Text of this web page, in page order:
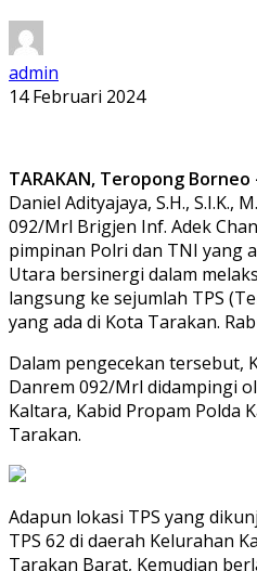
admin
14 Februari 2024
TARAKAN, Teropong Borneo
Daniel Adityajaya, S.H., S.I.K.,
092/Mrl Brigjen Inf. Adek
pimpinan Polri dan TNI yang
Utara bersinergi dalam
langsung ke sejumlah TPS
yang ada di Kota Tarakan.
Dalam pengecekan tersebut,
Danrem 092/Mrl didampingi
Kaltara, Kabid Propam Polda
Tarakan.
Adapun lokasi TPS yang
TPS 62 di daerah Kelurahan
Tarakan Barat, Kemudian